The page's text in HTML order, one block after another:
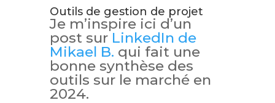
Outils de gestion de projet
Je m’inspire ici d’un
post sur LinkedIn de
Mikael B. qui fait une
bonne synthèse des
outils sur le marché en
2024.